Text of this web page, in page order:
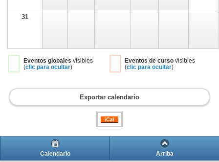
31
Eventos globales visibles
(clic para ocultar)
Eventos de cursovisibles
(clic para ocultar)
Exportar calendario
Calendario Arriba